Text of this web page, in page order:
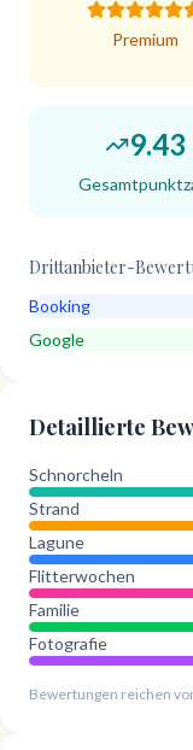
Premium
9.43
Drittanbieter-
Booking
Google
Detaillierte
Schnorcheln
Strand
Lagune
Flitterwochen
Familie
Fotografie
Bewertungen reichen